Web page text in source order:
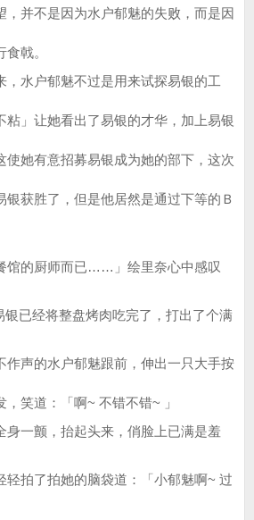
并不是因为水户郁魅的失败，而是因
戟。
水户郁魅不过是用来试探易银的工
粘」让她看出了易银的才华，加上易银
使她有意招募易银成为她的部下，这次
银获胜了，但是他居然是通过下等的Ｂ
的厨师而已……」绘里奈心中感叹
已经将整盘烤肉吃完了，打出了个满
声的水户郁魅跟前，伸出一只大手按
笑道：「啊~ 不错不错~ 」
一颤，抬起头来，俏脸上已满是羞
拍了拍她的脑袋道：「小郁魅啊~ 过